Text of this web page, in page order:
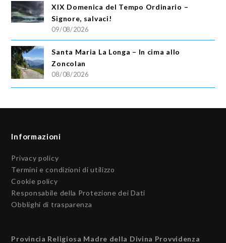
XIX Domenica del Tempo Ordinario –
Signore, salvaci!
09/08/2026
Santa Maria La Longa – In cima allo
Zoncolan
08/08/2026
Informazioni
Privacy policy
Termini e condizioni di utilizzo
Cookie policy
Responsabile della Protezione dei Dati
Obblighi di trasparenza
Provincia Religiosa Madre della Divina Provvidenza